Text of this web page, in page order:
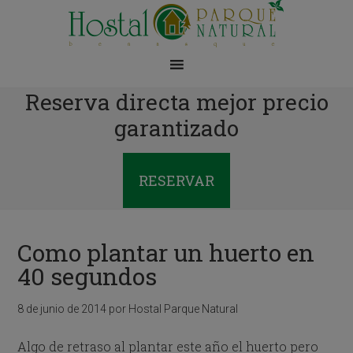
Reserva directa mejor precio
garantizado
RESERVAR
Como plantar un huerto en
40 segundos
8 de junio de 2014 por Hostal Parque Natural
Algo de retraso al plantar este año el huerto pero